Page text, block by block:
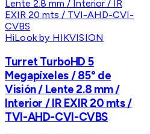
HiLook by HIKVISION
Turret TurboHD 5
Megapíxeles / 85° de
Visión / Lente 2.8 mm /
Interior / IR EXIR 20 mts /
TVI-AHD-CVI-CVBS